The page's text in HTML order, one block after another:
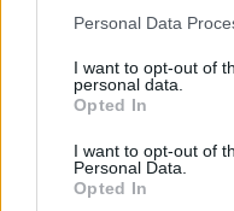
Personal Data
I want to opt-out of
personal data.
Opted In
I want to opt-out of
Personal Data.
Opted In
30 de